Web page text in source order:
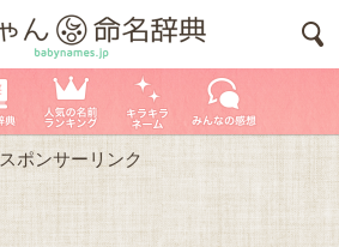
スポンサーリンク